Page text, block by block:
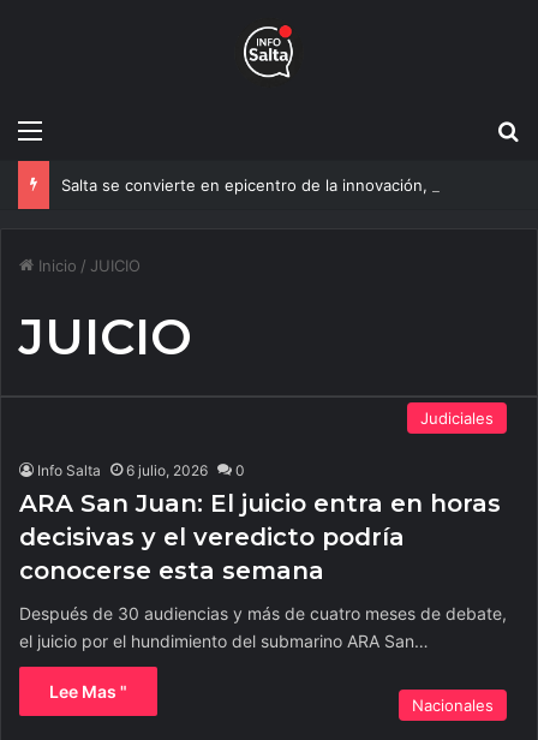
Menú
Inicio / JUICIO
JUICIO
Judiciales
Info Salta 6 julio, 2026 0
ARA San Juan: El juicio entra en horas
decisivas y el veredicto podría
conocerse esta semana
Después de 30 audiencias y más de cuatro meses de debate,
el juicio por el hundimiento del submarino ARA San…
Lee Mas "
Nacionales